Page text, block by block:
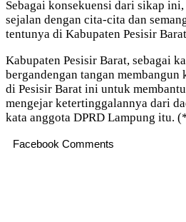
Sebagai konsekuensi dari sikap
sejalan dengan cita-cita dan
tentunya di Kabupaten Pesisir
Kabupaten Pesisir Barat, sebagai
bergandengan tangan
di Pesisir Barat ini untuk
mengejar ketertinggalannya dari
kata anggota DPRD Lampung itu.
Facebook Comments